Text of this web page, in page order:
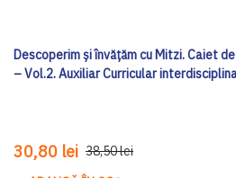
Descoperim și învățăm cu Mitzi. Caiet
– Vol.2. Auxiliar Curricular
30,80 lei 38,50 lei